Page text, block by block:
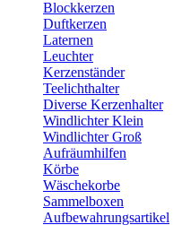
Blockkerzen
Duftkerzen
Laternen
Leuchter
Kerzenständer
Teelichthalter
Diverse Kerzenhalter
Windlichter Klein
Windlichter Groß
Aufräumhilfen
Körbe
Wäschekorbe
Sammelboxen
Aufbewahrungsartikel